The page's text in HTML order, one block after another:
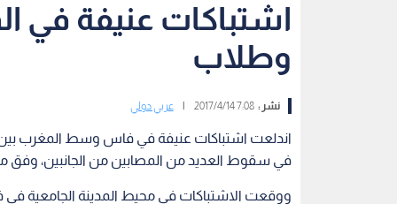
اشتباكات عنيفة في
وطلاب
نشر :7:08 2017/4/14 عربي دولي
اندلعت اشتباكات عنيفة في فاس وسط المغرب بين
في سقوط العديد من المصابين من الجانبين، وفق
ووقعت الاشتباكات في محيط المدينة الجامعية